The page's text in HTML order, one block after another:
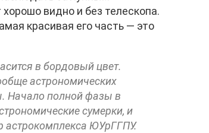
видно и без телескопа.
красивая его часть — это
в бордовый цвет.
астрономических
Начало полной фазы в
сумерки, и
астрокомплекса ЮУрГГПУ.